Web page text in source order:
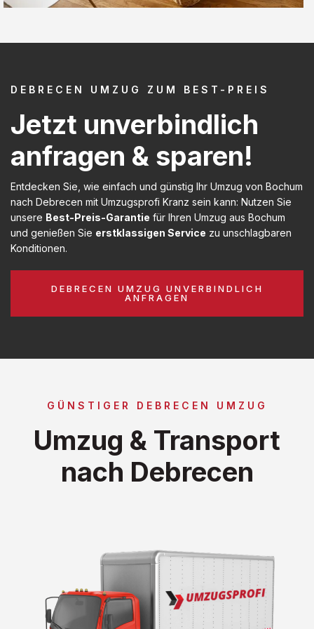
DEBRECEN UMZUG ZUM BEST-PREIS
Jetzt unverbindlich
anfragen & sparen!
Entdecken Sie, wie einfach und günstig Ihr Umzug von Bochum
nach Debrecen mit Umzugsprofi Kranz sein kann: Nutzen Sie
unsere Best-Preis-Garantie für Ihren Umzug aus Bochum
und genießen Sie erstklassigen Service zu unschlagbaren
Konditionen.
DEBRECEN UMZUG UNVERBINDLICH
ANFRAGEN
GÜNSTIGER DEBRECEN UMZUG
Umzug & Transport
nach Debrecen